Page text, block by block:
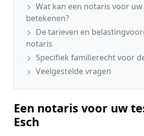
Wat kan een notaris voor uw
betekenen?
De tarieven en
notaris
Specifiek familierecht voor
Veelgestelde vragen
Een notaris voor uw
Esch